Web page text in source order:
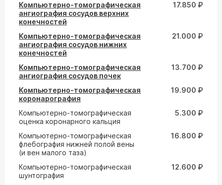
Компьютерно-томографическая
ангиография сосудов верхних
конечностей
17.850 ₽
Компьютерно-томографическая
ангиография сосудов нижних
конечностей
21.000 ₽
Компьютерно-томографическая
ангиография сосудов почек
13.700 ₽
Компьютерно-томографическая
коронарография
19.900 ₽
Компьютерно-томографическая
оценка коронарного кальция
5.300 ₽
Компьютерно-томографическая
флебография нижней полой вены
(и вен малого таза)
16.800 ₽
Компьютерно-томографическая
шунтография
12.600 ₽